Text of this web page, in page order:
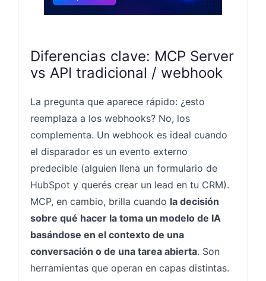
Diferencias clave: MCP Server
vs API tradicional / webhook
La pregunta que aparece rápido: ¿esto
reemplaza a los webhooks? No, los
complementa. Un webhook es ideal cuando
el disparador es un evento externo
predecible (alguien llena un formulario de
HubSpot y querés crear un lead en tu CRM).
MCP, en cambio, brilla cuando la decisión
sobre qué hacer la toma un modelo de IA
basándose en el contexto de una
conversación o de una tarea abierta. Son
herramientas que operan en capas distintas.